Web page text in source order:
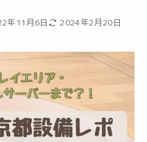
年11月6日 2024年2月20日